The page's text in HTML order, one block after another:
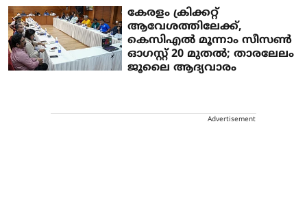
കേരളം ക്രിക്കറ്റ്
ആവേശത്തിലേക്ക്,
കെസിഎല്‍ മൂന്നാം സീസണ്‍
ഓഗസ്റ്റ് 20 മുതല്‍; താരലേലം
ജൂലൈ ആദ്യവാരം
Advertisement